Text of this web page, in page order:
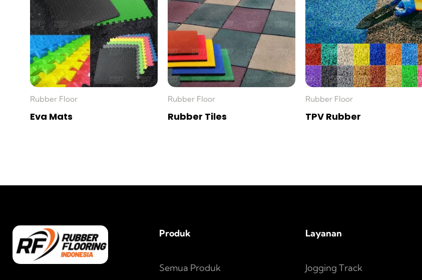
Rubber Floor
Eva Mats
Rubber Floor
Rubber Tiles
Rubber Floor
TPV Rubber
Produk
Semua Produk
Layanan
Jogging Track